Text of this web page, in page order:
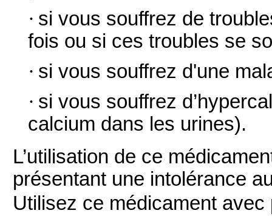
· si vous souffrez de
fois ou si ces troubles se
· si vous souffrez d'une
· si vous souffrez
calcium dans les urines).
L’utilisation de ce
présentant une intolérance
Utilisez ce médicament avec